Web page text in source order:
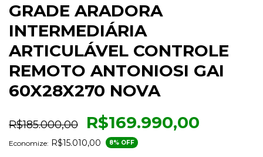
GRADE ARADORA
INTERMEDIÁRIA
ARTICULÁVEL CONTROLE
REMOTO ANTONIOSI GAI
60X28X270 NOVA
R$185.000,00 R$169.990,00
Economize: R$15.010,00 8% OFF